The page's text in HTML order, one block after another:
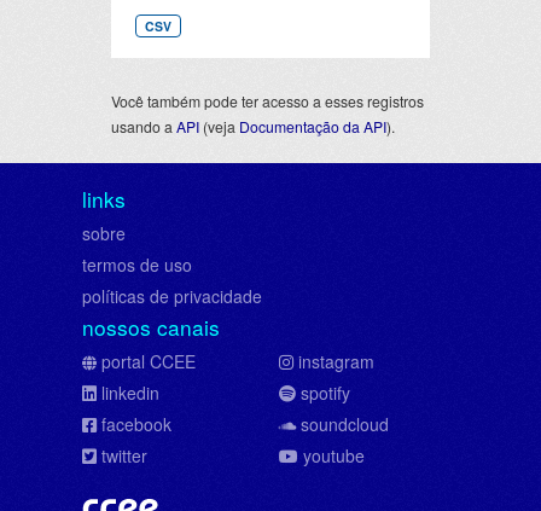
CSV
Você também pode ter acesso a esses registros
usando a API (veja Documentação da API).
links
sobre
termos de uso
políticas de privacidade
nossos canais
portal CCEE
linkedin
facebook
twitter
instagram
spotify
soundcloud
youtube